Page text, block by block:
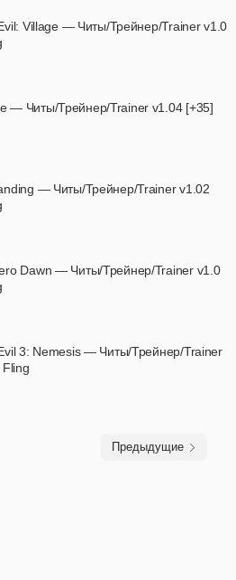
Village — Читы/Трейнер/Trainer v1.0
— Читы/Трейнер/Trainer v1.04 [+35]
— Читы/Трейнер/Trainer v1.02
Dawn — Читы/Трейнер/Trainer v1.0
3: Nemesis — Читы/Трейнер/Trainer
Предыдущие